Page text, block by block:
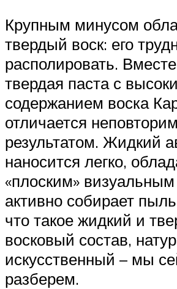
Крупным минусом
твердый воск: его
располировать.
твердая паста с
содержанием воска
отличается
результатом. Жидкий
наносится легко,
«плоским»
активно собирает
что такое жидкий и
восковый состав,
искусственный – мы
разберем.